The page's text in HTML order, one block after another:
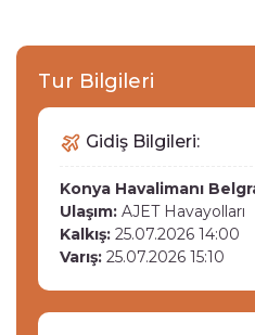
Tur Bilgileri
Gidiş Bilgileri:
Konya Havalimanı
Ulaşım: AJET Havayolları
Kalkış: 25.07.2026 14:00
Varış: 25.07.2026 15:10